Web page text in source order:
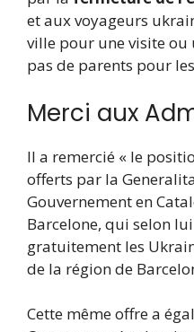
et aux voyageurs
ville pour une visite ou
pas de parents pour
Merci aux
Il a remercié « le
offerts par la
Gouvernement en
Barcelone, qui selon
gratuitement les
de la région de
Cette même offre a